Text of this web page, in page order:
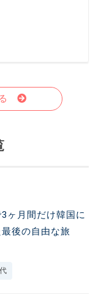
3ヶ月間だけ韓国に
後の自由な旅